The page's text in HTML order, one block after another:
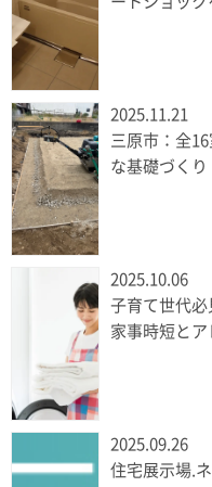
2025.11.21
三原市：全
な基礎づくり
2025.10.06
子育て世代必
家事時短と
2025.09.26
住宅展示場.